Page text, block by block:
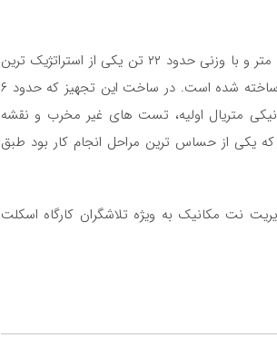
رضا یغمایی بیان کرد : این شاسی با ابعاد تقریبی ۳ ، طول ۱۸ ، ارتفاع ۴ متر و با وزنی حدود ۲۲ تن یکی از استراتژیک ترین
قطعاتی است که طی سال های اخیر در کارگاه اسکلت فلزی و اهنگری ساخته شده است. در ساخت این تجهیز که حدود ۶
متریال اولیه، تست های غیر مخرب و نقشه
که یکی از حساس ترین مراحل انجام کار بود طبق
نت مکانیک به ویژه تلاشگران کارگاه اسکلت